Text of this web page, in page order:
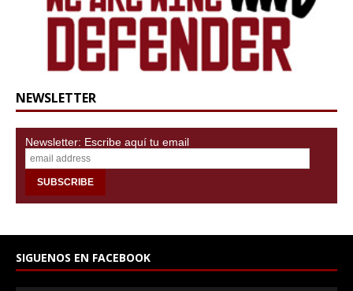
NEWSLETTER
Newsletter: Escribe aquí tu email
SIGUENOS EN FACEBOOK